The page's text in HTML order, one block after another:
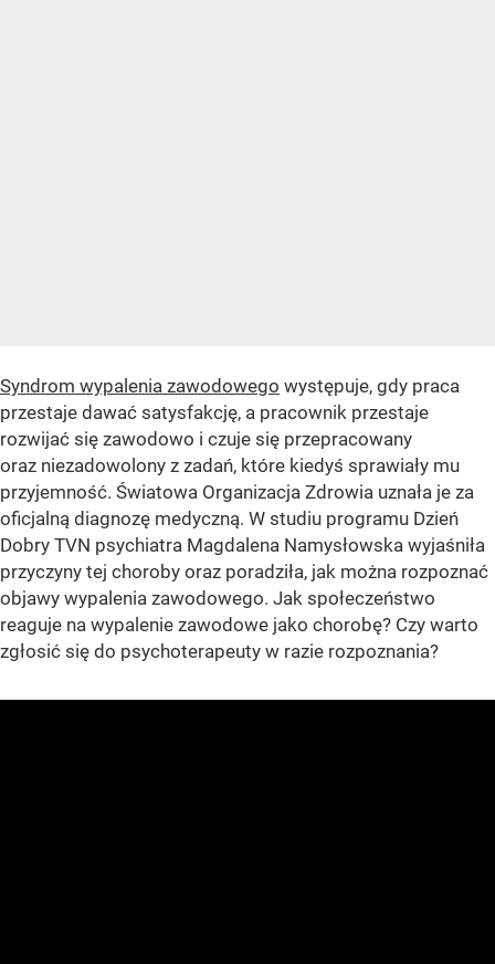
Syndrom wypalenia zawodowego występuje, gdy praca
przestaje dawać satysfakcję, a pracownik przestaje
rozwijać się zawodowo i czuje się przepracowany
oraz niezadowolony z zadań, które kiedyś sprawiały mu
przyjemność. Światowa Organizacja Zdrowia uznała je za
oficjalną diagnozę medyczną. W studiu programu Dzień
Dobry TVN psychiatra Magdalena Namysłowska wyjaśniła
przyczyny tej choroby oraz poradziła, jak można rozpoznać
objawy wypalenia zawodowego. Jak społeczeństwo
reaguje na wypalenie zawodowe jako chorobę? Czy warto
zgłosić się do psychoterapeuty w razie rozpoznania?